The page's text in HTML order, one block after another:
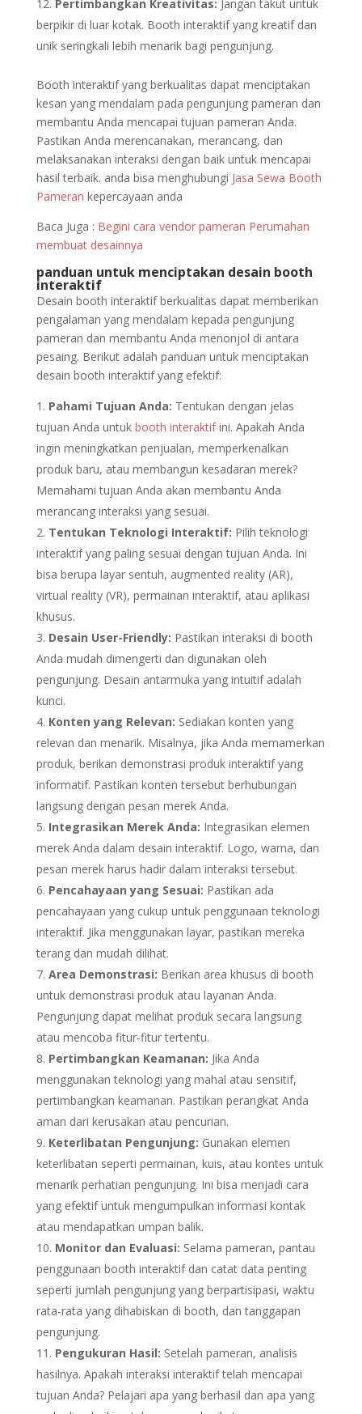
Pertimbangkan Kreativitas: Jangan takut untuk
berpikir di luar kotak. Booth interaktif yang kreatif dan
unik seringkali lebih menarik bagi pengunjung.
Booth interaktif yang berkualitas dapat menciptakan
kesan yang mendalam pada pengunjung pameran dan
membantu Anda mencapai tujuan pameran Anda.
Pastikan Anda merencanakan, merancang, dan
melaksanakan interaksi dengan baik untuk mencapai
hasil terbaik. anda bisa menghubungi Jasa Sewa Booth
Pameran kepercayaan anda
Baca Juga : Begini cara vendor pameran Perumahan
membuat desainnya
panduan untuk menciptakan desain booth
interaktif
Desain booth interaktif berkualitas dapat memberikan
pengalaman yang mendalam kepada pengunjung
pameran dan membantu Anda menonjol di antara
pesaing. Berikut adalah panduan untuk menciptakan
desain booth interaktif yang efektif:
Pahami Tujuan Anda: Tentukan dengan jelas
tujuan Anda untuk booth interaktifini. Apakah Anda
ingin meningkatkan penjualan, memperkenalkan
produk baru, atau membangun kesadaran merek?
Memahami tujuan Anda akan membantu Anda
merancang interaksi yang sesuai.
Tentukan Teknologi Interaktif: Pilih teknologi
interaktif yang paling sesuai dengan tujuan Anda. Ini
bisa berupa layar sentuh, augmented reality (AR),
virtual reality (VR), permainan interaktif, atau aplikasi
khusus.
Desain User-Friendly: Pastikan interaksi di booth
Anda mudah dimengerti dan digunakan oleh
pengunjung. Desain antarmuka yang intuitif adalah
kunci.
Konten yang Relevan: Sediakan konten yang
relevan dan menarik. Misalnya, jika Anda memamerkan
produk, berikan demonstrasi produk interaktif yang
informatif. Pastikan konten tersebut berhubungan
langsung dengan pesan merek Anda.
Integrasikan Merek Anda: Integrasikan elemen
merek Anda dalam desain interaktif. Logo, warna, dan
pesan merek harus hadir dalam interaksi tersebut.
Pencahayaan yang Sesuai: Pastikan ada
pencahayaan yang cukup untuk penggunaan teknologi
interaktif. Jika menggunakan layar, pastikan mereka
terang dan mudah dilihat.
Area Demonstrasi: Berikan area khusus di booth
untuk demonstrasi produk atau layanan Anda.
Pengunjung dapat melihat produk secara langsung
atau mencoba fitur-fitur tertentu.
Pertimbangkan Keamanan: Jika Anda
menggunakan teknologi yang mahal atau sensitif,
pertimbangkan keamanan. Pastikan perangkat Anda
aman dari kerusakan atau pencurian.
Keterlibatan Pengunjung: Gunakan elemen
keterlibatan seperti permainan, kuis, atau kontes untuk
menarik perhatian pengunjung. Ini bisa menjadi cara
yang efektif untuk mengumpulkan informasi kontak
atau mendapatkan umpan balik.
Monitor dan Evaluasi: Selama pameran, pantau
penggunaan booth interaktif dan catat data penting
seperti jumlah pengunjung yang berpartisipasi, waktu
rata-rata yang dihabiskan di booth, dan tanggapan
pengunjung.
Pengukuran Hasil: Setelah pameran, analisis
hasilnya. Apakah interaksi interaktif telah mencapai
tujuan Anda? Pelajari apa yang berhasil dan apa yang